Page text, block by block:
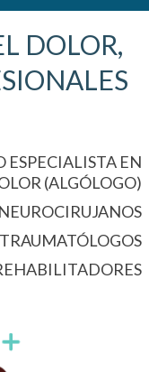
DOLOR,
ESPECIALISTA EN
(ALGÓLOGO)
NEUROCIRUJANOS
TRAUMATÓLOGOS